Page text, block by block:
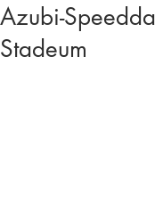
Azubi-
Stadeum